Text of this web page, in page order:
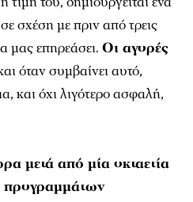
μας επηρεάσει.Οι αγορές
όταν συμβαίνει αυτό,
και όχι λιγότερο ασφαλή,
μετά από μία οκταετία
Ποια λάθη δεν
ώστε να εξασφαλιστεί